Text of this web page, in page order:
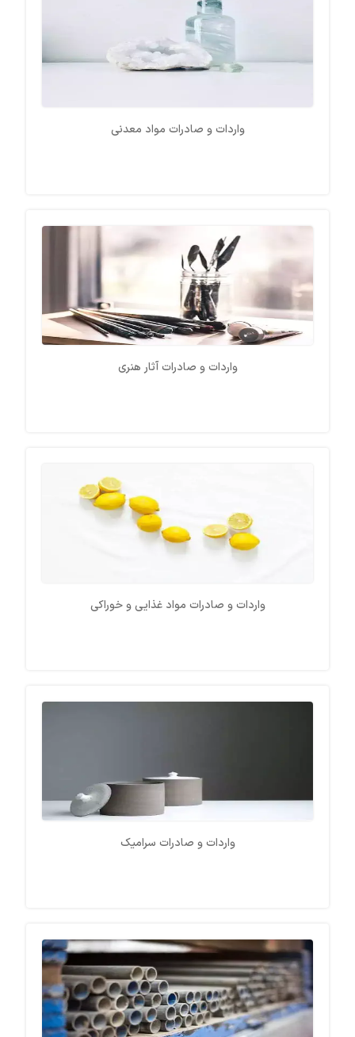
واردات و صادرات مواد معدنی
واردات و صادرات آثار هنری
واردات و صادرات مواد غذایی و خوراکی
واردات و صادرات سرامیک